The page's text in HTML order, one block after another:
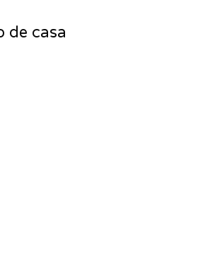
de casa